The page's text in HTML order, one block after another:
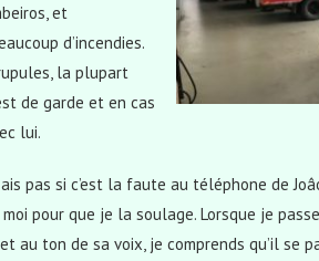
et
d’incendies.
la plupart
de garde et en cas
lui.
pas si c’est la faute au téléphone de
pour que je la soulage. Lorsque je
ton de sa voix, je comprends qu’il se